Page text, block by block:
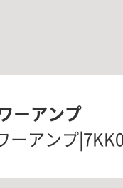
ーアンプ
ーアンプ